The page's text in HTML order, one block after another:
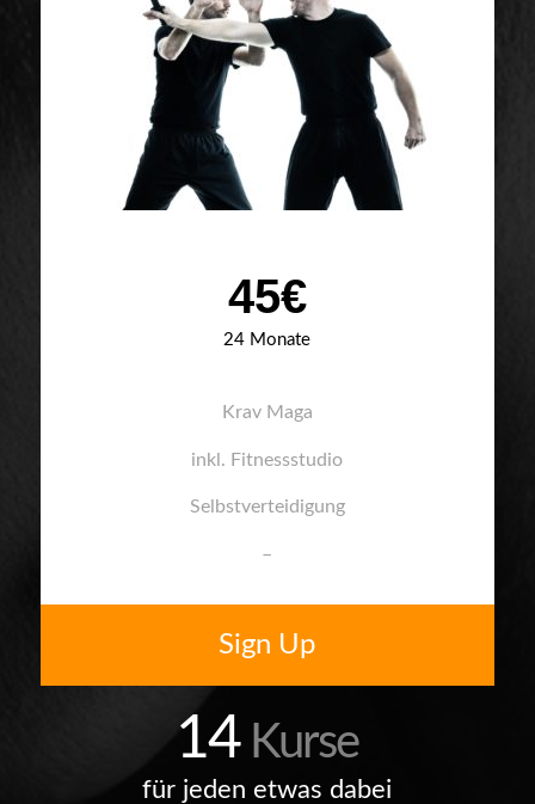
45€
24 Monate
Krav Maga
inkl. Fitnessstudio
Selbstverteidigung
–
Sign Up
14Kurse
für jeden etwas dabei